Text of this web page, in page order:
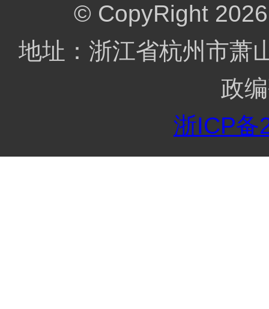
© CopyRight
地址：浙江省杭州市萧
政
浙ICP备